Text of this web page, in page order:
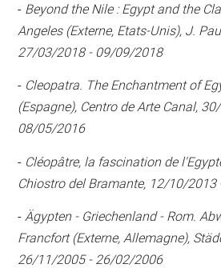
- Beyond the Nile : Egypt and the
Angeles (Externe, Etats-Unis), J.
27/03/2018 - 09/09/2018
- Cleopatra. The Enchantment of
(Espagne), Centro de Arte Canal,
08/05/2016
- Cléopâtre, la fascination de
Chiostro del Bramante, 12/10/
-Ägypten - Griechenland - Rom.
Francfort (Externe, Allemagne),
26/11/2005 - 26/02/2006